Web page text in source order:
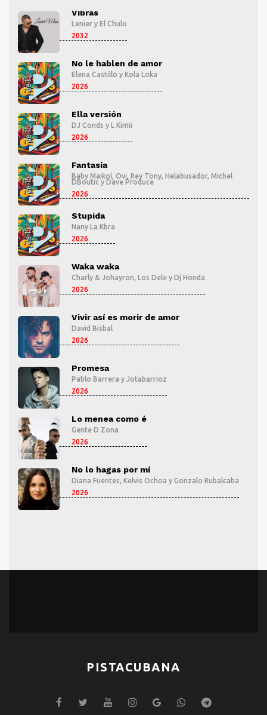
Vibras
Lenier y El Chulo
2032
No le hablen de amor
Elena Castillo y Kola Loka
2026
Ella versión
DJ Conds y L Kimii
2026
Fantasía
Baby Maikol, Ovi, Rey Tony, Helabusador, Michel
DBoutic y Dave Produce
2026
Stupida
Nany La Kbra
2026
Waka waka
Charly & Johayron, Los Dele y Dj Honda
2026
Vivir así es morir de amor
David Bisbal
2026
Promesa
Pablo Barrera y Jotabarrioz
2026
Lo menea como é
Gente D Zona
2026
No lo hagas por mí
Diana Fuentes, Kelvis Ochoa y Gonzalo Rubalcaba
2026
PISTACUBANA